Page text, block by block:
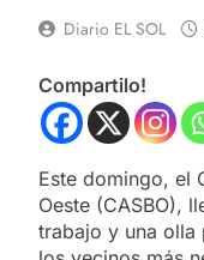
Diario EL SOL
Compartilo!
Este domingo, el
Oeste (CASBO),
trabajo y una